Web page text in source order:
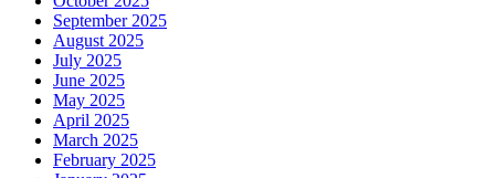
September 2025
August 2025
July 2025
June 2025
May 2025
April 2025
March 2025
February 2025